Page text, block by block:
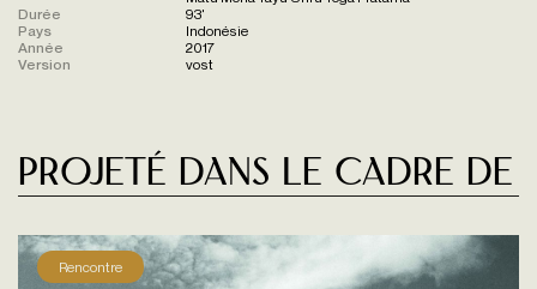
Durée
93'
Pays
Indonésie
Année
2017
Version
vost
Projeté dans le cadre de
Rencontre